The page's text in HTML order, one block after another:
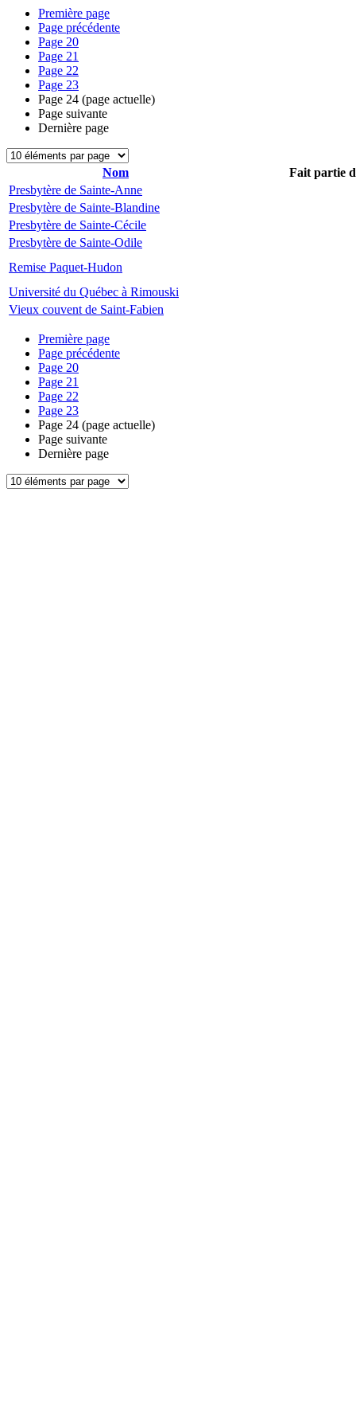
Première page
Page précédente
Page 20
Page 21
Page 22
Page 23
Page 24 (page actuelle)
Page suivante
Dernière page
Nom
Fait partie
Presbytère de Sainte-Anne
Presbytère de Sainte-Blandine
Presbytère de Sainte-Cécile
Presbytère de Sainte-Odile
Remise Paquet-Hudon
Université du Québec à Rimouski
Vieux couvent de Saint-Fabien
Première page
Page précédente
Page 20
Page 21
Page 22
Page 23
Page 24 (page actuelle)
Page suivante
Dernière page